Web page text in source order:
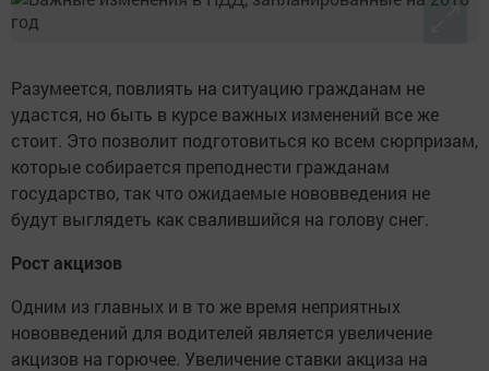
Разумеется, повлиять на ситуацию гражданам не
удастся, но быть в курсе важных изменений все же
стоит. Это позволит подготовиться ко всем сюрпризам,
которые собирается преподнести гражданам
государство, так что ожидаемые нововведения не
будут выглядеть как свалившийся на голову снег.
Рост акцизов
Одним из главных и в то же время неприятных
нововведений для водителей является увеличение
акцизов на горючее. Увеличение ставки акциза на